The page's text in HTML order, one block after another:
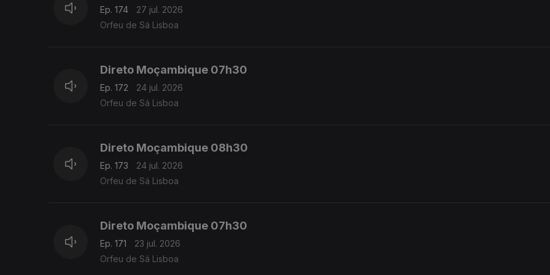
Ep. 174
27 jul. 2026
Orfeu de Sá Lisboa
Direto Moçambique 07h30
Ep. 172
24 jul. 2026
Orfeu de Sá Lisboa
Direto Moçambique 08h30
Ep. 173
24 jul. 2026
Orfeu de Sá Lisboa
Direto Moçambique 07h30
Ep. 171
23 jul. 2026
Orfeu de Sá Lisboa